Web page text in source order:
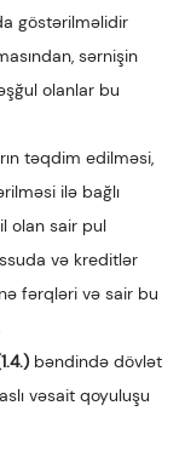
göstərilməlidir
sərnişin
olanlar bu
təqdim edilməsi,
ilə bağlı
olan sair pul
və kreditlər
fərqləri və sair bu
bəndində dövlət
vəsait qoyuluşu